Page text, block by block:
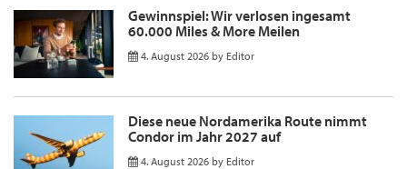
Gewinnspiel: Wir verlosen ingesamt
60.000 Miles & More Meilen
4. August 2026 by Editor
Diese neue Nordamerika Route nimmt
Condor im Jahr 2027 auf
4. August 2026 by Editor